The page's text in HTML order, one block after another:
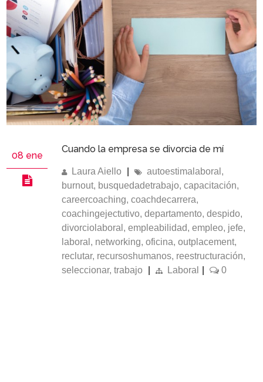
08 ene
Cuando la empresa se divorcia de mí
Laura Aiello autoestimalaboral ,
burnout, busquedadetrabajo,capacitación,
careercoaching,coachdecarrera,
coachingejectutivo,departamento,despido,
divorciolaboral ,empleabilidad,empleo, jefe,
laboral , networking,oficina,outplacement,
reclutar, recursoshumanos, reestructuración,
seleccionar,trabajo Laboral 0